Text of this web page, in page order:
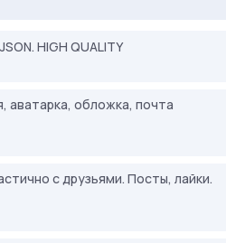
HIGH QUALITY
аватарка, обложка, почта
с друзьями. Посты, лайки.